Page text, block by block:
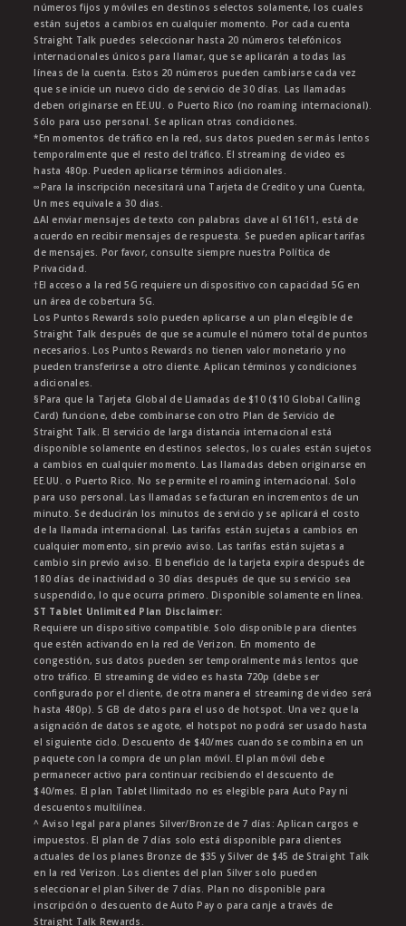
números fijos y móviles en destinos selectos solamente, los cuales
están sujetos a cambios en cualquier momento. Por cada cuenta
Straight Talk puedes seleccionar hasta 20 números telefónicos
internacionales únicos para llamar, que se aplicarán a todas las
líneas de la cuenta. Estos 20 números pueden cambiarse cada vez
que se inicie un nuevo ciclo de servicio de 30 días. Las llamadas
deben originarse en EE.UU. o Puerto Rico (no roaming internacional).
Sólo para uso personal. Se aplican otras condiciones.
*En momentos de tráfico en la red, sus datos pueden ser más lentos
temporalmente que el resto del tráfico. El streaming de video es
hasta 480p. Pueden aplicarse términos adicionales.
∞Para la inscripción necesitará una Tarjeta de Credito y una Cuenta,
Un mes equivale a 30 dias.
∆Al enviar mensajes de texto con palabras clave al 611611, está de
acuerdo en recibir mensajes de respuesta. Se pueden aplicar tarifas
de mensajes. Por favor, consulte siempre nuestra Política de
Privacidad.
†El acceso a la red 5G requiere un dispositivo con capacidad 5G en
un área de cobertura 5G.
Los Puntos Rewards solo pueden aplicarse a un plan elegible de
Straight Talk después de que se acumule el número total de puntos
necesarios. Los Puntos Rewards no tienen valor monetario y no
pueden transferirse a otro cliente. Aplican términos y condiciones
adicionales.
§Para que la Tarjeta Global de Llamadas de $10 ($10 Global Calling
Card) funcione, debe combinarse con otro Plan de Servicio de
Straight Talk. El servicio de larga distancia internacional está
disponible solamente en destinos selectos, los cuales están sujetos
a cambios en cualquier momento. Las llamadas deben originarse en
EE.UU. o Puerto Rico. No se permite el roaming internacional. Solo
para uso personal. Las llamadas se facturan en incrementos de un
minuto. Se deducirán los minutos de servicio y se aplicará el costo
de la llamada internacional. Las tarifas están sujetas a cambios en
cualquier momento, sin previo aviso. Las tarifas están sujetas a
cambio sin previo aviso. El beneficio de la tarjeta expira después de
180 días de inactividad o 30 días después de que su servicio sea
suspendido, lo que ocurra primero. Disponible solamente en línea.
ST Tablet Unlimited Plan Disclaimer:
Requiere un dispositivo compatible. Solo disponible para clientes
que estén activando en la red de Verizon. En momento de
congestión, sus datos pueden ser temporalmente más lentos que
otro tráfico. El streaming de video es hasta 720p (debe ser
configurado por el cliente, de otra manera el streaming de video será
hasta 480p). 5 GB de datos para el uso de hotspot. Una vez que la
asignación de datos se agote, el hotspot no podrá ser usado hasta
el siguiente ciclo. Descuento de $40/mes cuando se combina en un
paquete con la compra de un plan móvil. El plan móvil debe
permanecer activo para continuar recibiendo el descuento de
$40/mes. El plan Tablet Ilimitado no es elegible para Auto Pay ni
descuentos multilínea.
^ Aviso legal para planes Silver/Bronze de 7 días: Aplican cargos e
impuestos. El plan de 7 días solo está disponible para clientes
actuales de los planes Bronze de $35 y Silver de $45 de Straight Talk
en la red Verizon. Los clientes del plan Silver solo pueden
seleccionar el plan Silver de 7 días. Plan no disponible para
inscripción o descuento de Auto Pay o para canje a través de
Straight Talk Rewards.